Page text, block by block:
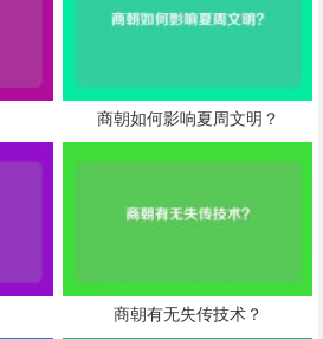
商朝如何影响夏周文明？
商朝有无失传技术？